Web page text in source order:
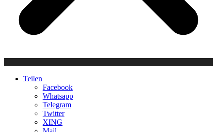
Teilen
Facebook
Whatsapp
Telegram
Twitter
XING